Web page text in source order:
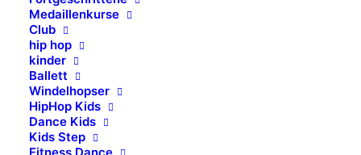
Medaillenkurse
Club
hip hop
kinder
Ballett
Windelhopser
HipHop Kids
Dance Kids
Kids Step
Prinzessinnen-Tag
29.09.2024
Es war einmal eine kleine Prinzessin. Sie
lebte glücklich und zufrieden in einem